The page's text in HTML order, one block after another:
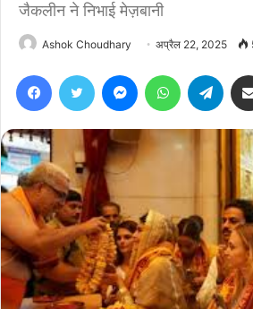
जैकलीन ने निभाई मेज़बानी
Ashok Choudhary अप्रैल 22, 2025
FacebookTwitter MessengerWhatsApp